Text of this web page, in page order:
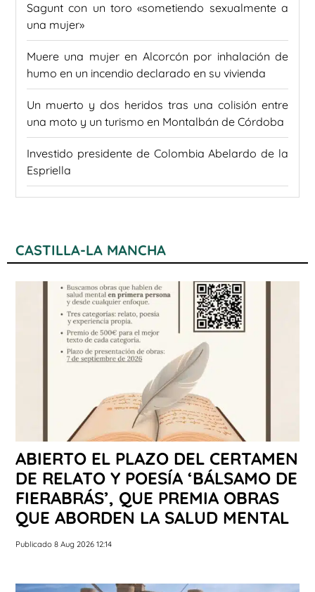
Sagunt con un toro «sometiendo sexualmente a
una mujer»
Muere una mujer en Alcorcón por inhalación de
humo en un incendio declarado en su vivienda
Un muerto y dos heridos tras una colisión entre
una moto y un turismo en Montalbán de Córdoba
Investido presidente de Colombia Abelardo de la
Espriella
CASTILLA-LA MANCHA
ABIERTO EL PLAZO DEL CERTAMEN
DE RELATO Y POESÍA ‘BÁLSAMO DE
FIERABRÁS’, QUE PREMIA OBRAS
QUE ABORDEN LA SALUD MENTAL
Publicado 8 Aug 2026 12:14